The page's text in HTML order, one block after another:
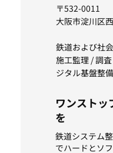
〒532-0011
大阪市淀川区
鉄道および社
施工監理 / 調
ジタル基盤整備
ワンストッ
を
鉄道システム
でハードとソ